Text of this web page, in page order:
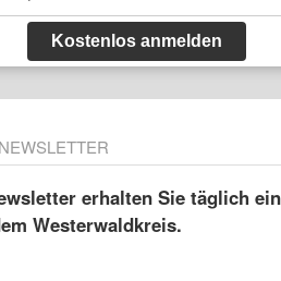
Kostenlos anmelden
erhalten Sie täglich
Westerwaldkreis.